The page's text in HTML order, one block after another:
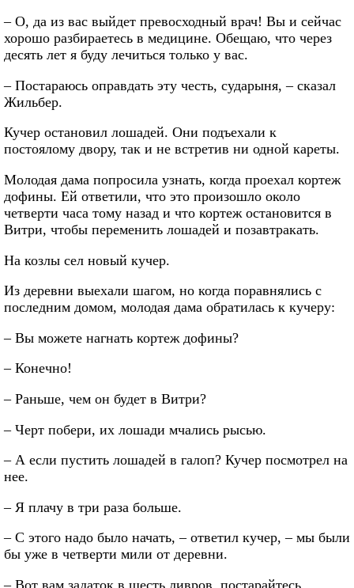
– О, да из вас выйдет превосходный врач! Вы и сейчас
хорошо разбираетесь в медицине. Обещаю, что через
десять лет я буду лечиться только у вас.
– Постараюсь оправдать эту честь, сударыня, – сказал
Жильбер.
Кучер остановил лошадей. Они подъехали к
постоялому двору, так и не встретив ни одной кареты.
Молодая дама попросила узнать, когда проехал кортеж
дофины. Ей ответили, что это произошло около
четверти часа тому назад и что кортеж остановится в
Витри, чтобы переменить лошадей и позавтракать.
На козлы сел новый кучер.
Из деревни выехали шагом, но когда поравнялись с
последним домом, молодая дама обратилась к кучеру:
– Вы можете нагнать кортеж дофины?
– Конечно!
– Раньше, чем он будет в Витри?
– Черт побери, их лошади мчались рысью.
– А если пустить лошадей в галоп? Кучер посмотрел на
нее.
– Я плачу в три раза больше.
– С этого надо было начать, – ответил кучер, – мы были
бы уже в четверти мили от деревни.
– Вот вам задаток в шесть ливров, постарайтесь